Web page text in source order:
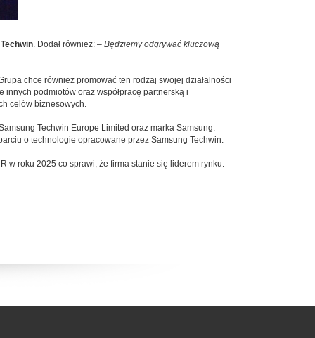
. Dodał również: – Będziemy odgrywać kluczową
chce również promować ten rodzaj swojej działalności
podmiotów oraz współpracę partnerską i
celów biznesowych.
Techwin Europe Limited oraz marka Samsung.
o technologie opracowane przez Samsung Techwin.
w roku 2025 co sprawi, że firma stanie się liderem rynku.